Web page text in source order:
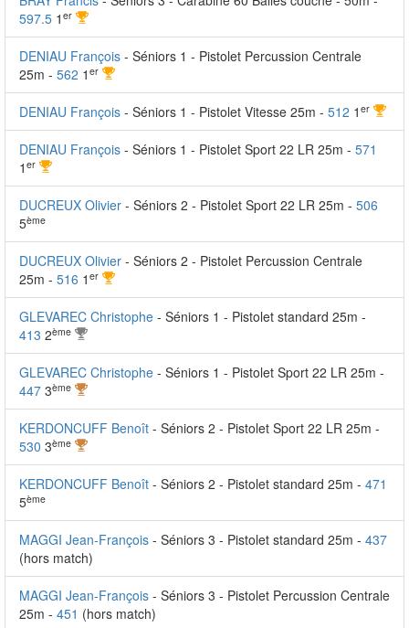
597.5 1 er
DENIAU François - Séniors 1 - Pistolet Percussion Centrale
25m - 562 1 er
DENIAU François - Séniors 1 - Pistolet Vitesse 25m - 512 1 er
DENIAU François - Séniors 1 - Pistolet Sport 22 LR 25m - 571
1 er
DUCREUX Olivier - Séniors 2 - Pistolet Sport 22 LR 25m - 506
5ème
DUCREUX Olivier - Séniors 2 - Pistolet Percussion Centrale
25m - 516 1 er
GLEVAREC Christophe - Séniors 1 - Pistolet standard 25m -
413 2ème
GLEVAREC Christophe - Séniors 1 - Pistolet Sport 22 LR 25m -
447 3ème
KERDONCUFF Benoît - Séniors 2 - Pistolet Sport 22 LR 25m -
530 3ème
KERDONCUFF Benoît - Séniors 2 - Pistolet standard 25m - 471
5ème
MAGGI Jean-François - Séniors 3 - Pistolet standard 25m - 437
(hors match)
MAGGI Jean-François - Séniors 3 - Pistolet Percussion Centrale
25m - 451 (hors match)